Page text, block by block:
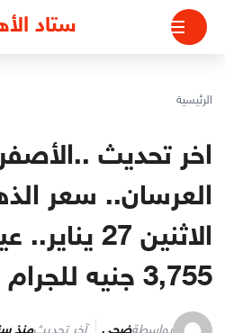
التجاوز
المحتوى
ستاد
الرئيسية
اخر تحديث
العرسان.. سعر
3,755 جنيه للجرام